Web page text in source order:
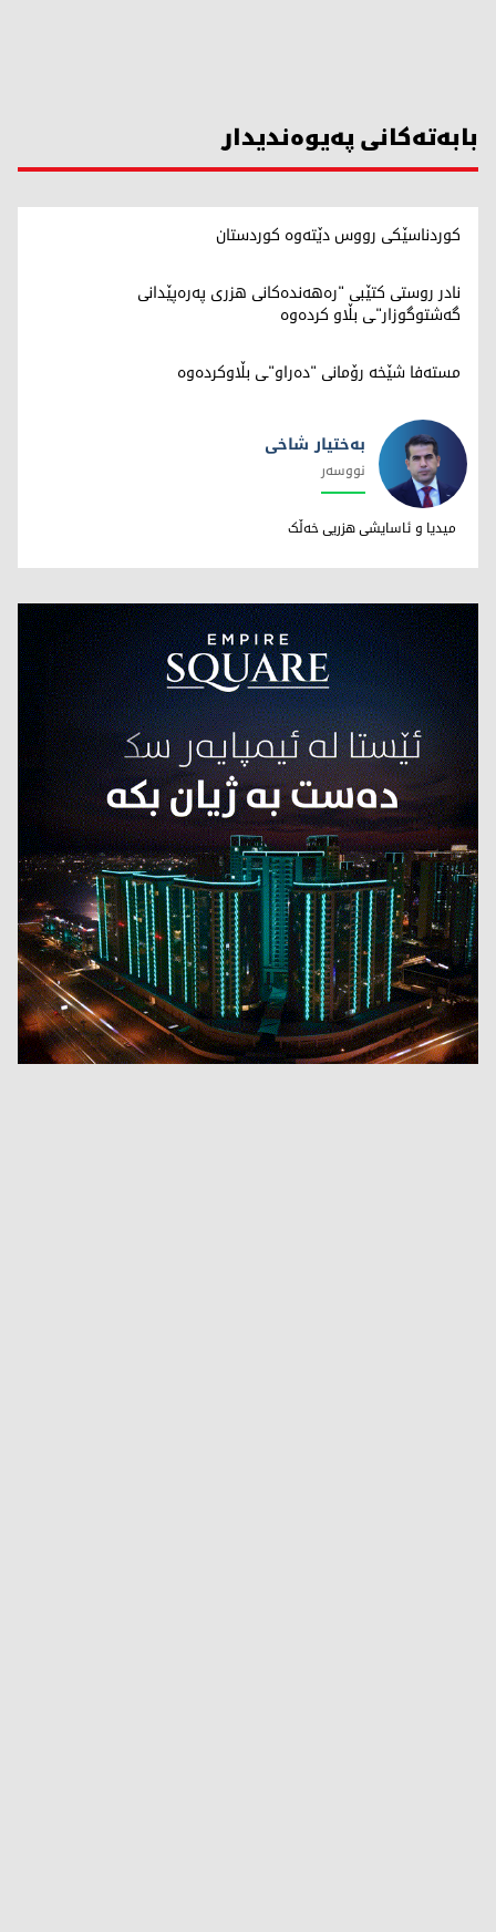
بابەتەکانی پەیوەندیدار
کوردناسێکی رووس دێتەوە کوردستان
نادر روستی کتێبی "رەهەندەكانی هزری پەرەپێدانی
گەشتوگوزار"ـی بڵاو کردەوە
مستەفا شێخە رۆمانی "دەراو"ـی بڵاوکردەوە
بەختیار شاخی
بەختیار شاخی
نووسەر
میدیا و ئاسایشی هزریی خەڵک